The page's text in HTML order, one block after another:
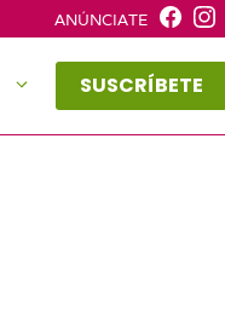
ANÚNCIATE
SUSCRÍBETE